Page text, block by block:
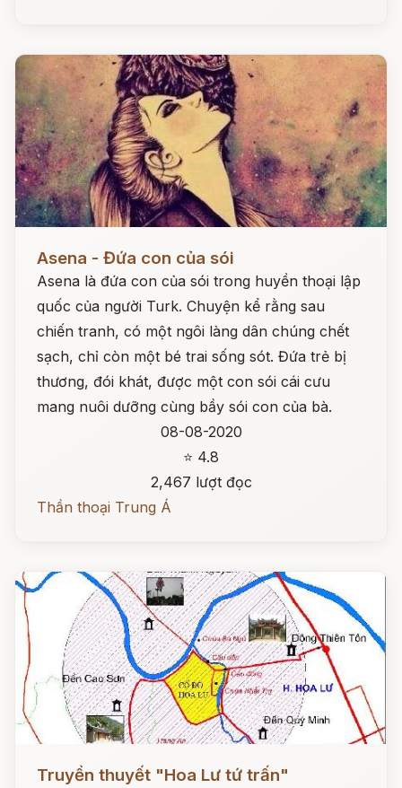
Asena - Đứa con của sói
Asena là đứa con của sói trong huyền thoại lập
quốc của người Turk. Chuyện kể rằng sau
chiến tranh, có một ngôi làng dân chúng chết
sạch, chỉ còn một bé trai sống sót. Đứa trẻ bị
thương, đói khát, được một con sói cái cưu
mang nuôi dưỡng cùng bầy sói con của bà.
08-08-2020
⭐ 4.8
2,467 lượt đọc
Thần thoại Trung Á
Đọc ngay
Truyền thuyết "Hoa Lư tứ trấn"